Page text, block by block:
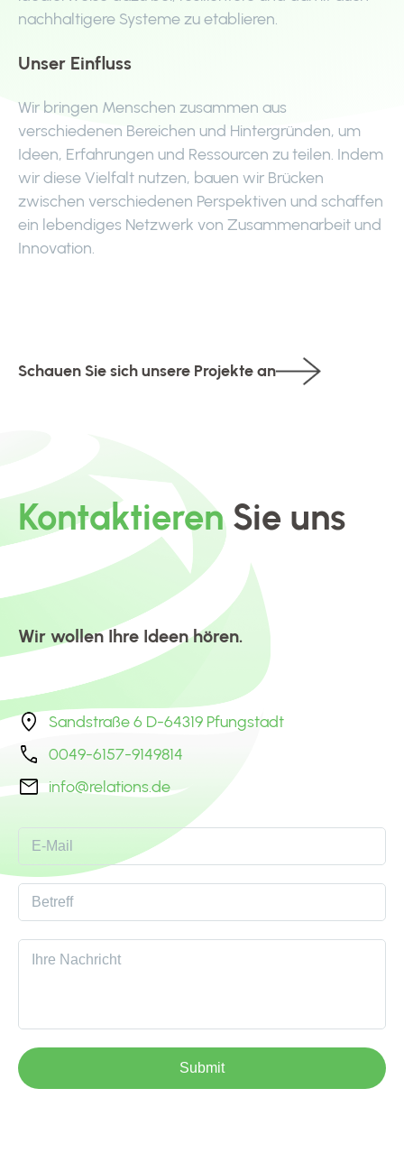
nachhaltigere Systeme zu etablieren.
Unser Einfluss
Wir bringen Menschen zusammen aus
verschiedenen Bereichen und Hintergründen, um
Ideen, Erfahrungen und Ressourcen zu teilen. Indem
wir diese Vielfalt nutzen, bauen wir Brücken
zwischen verschiedenen Perspektiven und schaffen
ein lebendiges Netzwerk von Zusammenarbeit und
Innovation.
Schauen Sie sich unsere Projekte an
KontaktierenSie uns
Wir wollen Ihre Ideen hören.
Sandstraße 6 D-64319 Pfungstadt
0049-6157-9149814
info@relations.de